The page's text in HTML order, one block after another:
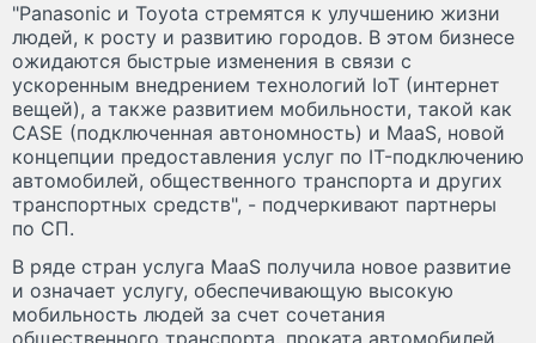
"Panasonic и Toyota стремятся к улучшению жизни
людей, к росту и развитию городов. В этом бизнесе
ожидаются быстрые изменения в связи с
ускоренным внедрением технологий IoT (интернет
вещей), а также развитием мобильности, такой как
CASE (подключенная автономность) и MaaS, новой
концепции предоставления услуг по IT-подключению
автомобилей, общественного транспорта и других
транспортных средств", - подчеркивают партнеры
по СП.
В ряде стран услуга MaaS получила новое развитие
и означает услугу, обеспечивающую высокую
мобильность людей за счет сочетания